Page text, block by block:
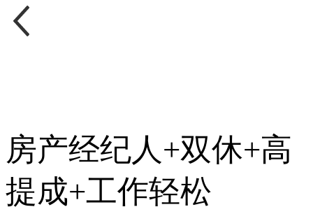
房产经纪人+双休+高
提成+工作轻松